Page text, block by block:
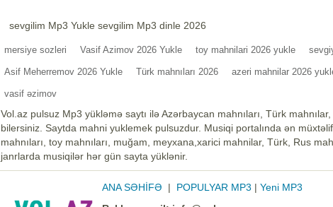
sevgilim Mp3 Yukle sevgilim Mp3 dinle 2026
mersiye sozleri Vasif Azimov 2026 Yukle toy mahnilari 2026 yukle
Asif Meherremov 2026 Yukle Türk mahnıları 2026 azeri mahnilar 2026
vasif əzimov
Vol.az pulsuz Mp3 yükləmə saytı ilə Azərbaycan mahnıları, Türk
bilersiniz. Saytda mahni yuklemek pulsuzdur. Musiqi portalında ən
mahnıları, toy mahnıları, muğam, meyxana,xarici mahnilar, Türk, Rus
janrlarda musiqilər hər gün sayta yüklənir.
ANA SƏHİFƏ | POPULYAR MP3 | Yeni MP3